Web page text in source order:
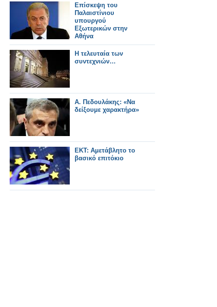
Επίσκεψη του
Παλαιστίνιου
υπουργού
Εξωτερικών στην
Αθήνα
Η τελευταία των
συντεχνιών…
Α. Πεδουλάκης: «Να
δείξουμε χαρακτήρα»
ΕΚΤ: Αμετάβλητο το
βασικό επιτόκιο